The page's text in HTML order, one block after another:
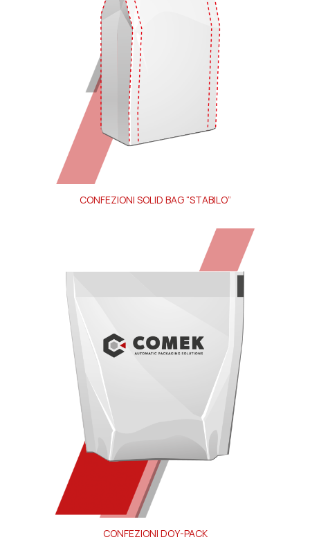
CONFEZIONI SOLID BAG “STABILO”
CONFEZIONI DOY-PACK